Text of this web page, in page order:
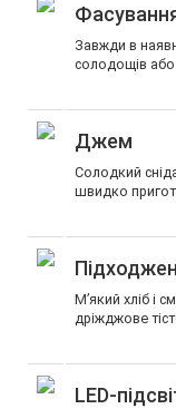
Завжди в
солодощів або
Джем
Солодкий
швидко
М’який хліб і
дріжджове
LED-